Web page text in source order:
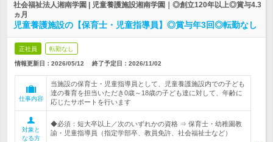
社会福祉法人湘南学園 | 児童養護施設湘南学園｜◎創立120年以上◎賞与4.3
ヵ月
児童養護施設の【保育士・児童指導員】◎賞与年3回◎転勤なし
正社員 転勤なし
情報更新日：2026/05/12 終了予定日： 2026/11/02
仕事内容
当施設の保育士・児童指導員として、児童養護施設内での子ども
達の養育を担当いただき0歳～18歳の子ども達に対して、年齢に
応じたサポートを行います
対象と
なる方
◆必須：短大卒以上／次のいずれかの資格 ⇒ 保育士・幼稚園教
諭・児童指導員（指定学部卒、教員免許、社会福祉士など）